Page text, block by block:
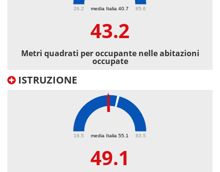
media Italia 40.7
26.2 85.6
43.2
Metri quadrati per occupante nelle abitazioni
occupate
ISTRUZIONE
media Italia 55.1
16.5 83.5
49.1